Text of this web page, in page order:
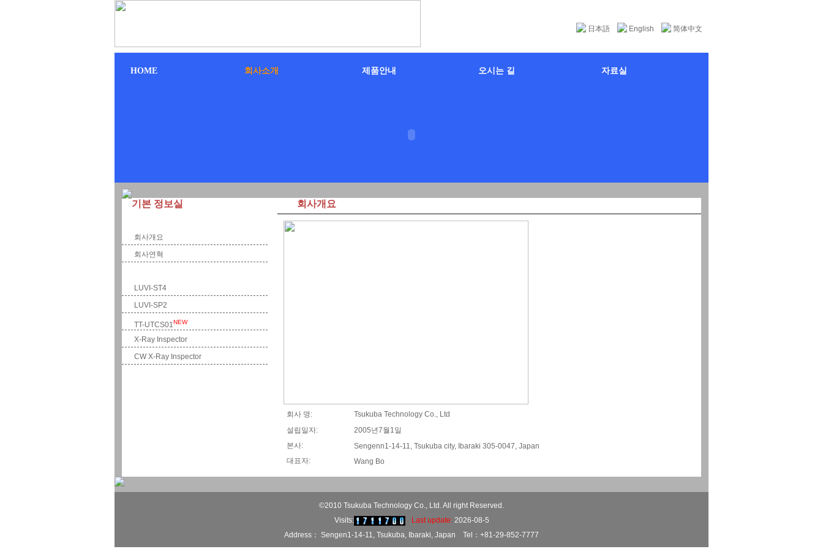
日本語 English 简体中文
HOME 회사소개 제품안내 오시는 길 자료실
기본 정보실
회사개요
회사연혁
LUVI-ST4
LUVI-SP2
TT-UTCS01NEW
X-Ray Inspector
CW X-Ray Inspector
회사개요
회사 명:
Tsukuba Technology Co., Ltd
설립일자:
2005년7월1일
본사:
Sengenn1-14-11, Tsukuba city, Ibaraki 305-0047, Japan
대표자:
Wang Bo
©2010 Tsukuba Technology Co., Ltd. All right Reserved.
Visits:
Last update: 2026-08-5
Address： Sengen1-14-11, Tsukuba, Ibaraki, Japan Tel：+81-29-852-7777